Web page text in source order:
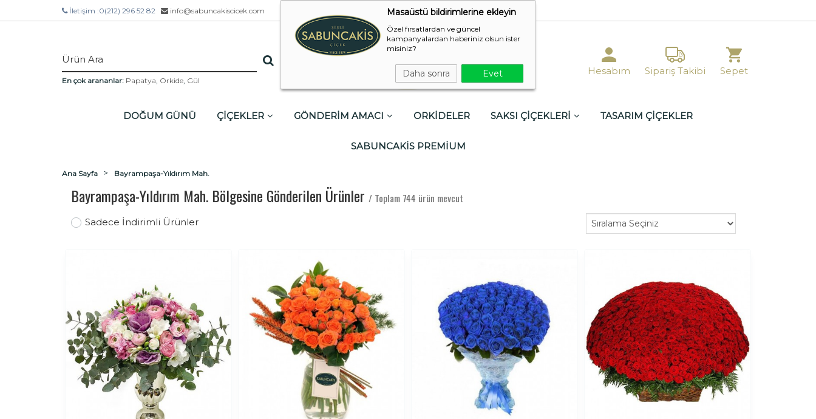
Masaüstü bildirimlerine ekleyin
Özel fırsatlardan ve güncel
kampanyalardan haberiniz olsun ister
misiniz?
Daha sonra Evet
İletişim :0(212) 296 52 82 info@sabuncakiscicek.com
En çok arananlar: Papatya, Orkide, Gül
Hesabım Sipariş Takibi Sepet
DOĞUM GÜNÜ ÇİÇEKLER GÖNDERİM AMACI ORKİDELER SAKSI ÇİÇEKLERİ TASARIM ÇİÇEKLER
SABUNCAKİS PREMİUM
Ana Sayfa Bayrampaşa-Yıldırım Mah.
Bayrampaşa-Yıldırım Mah. Bölgesine Gönderilen Ürünler / Toplam 744 ürün mevcut
Sadece İndirimli Ürünler